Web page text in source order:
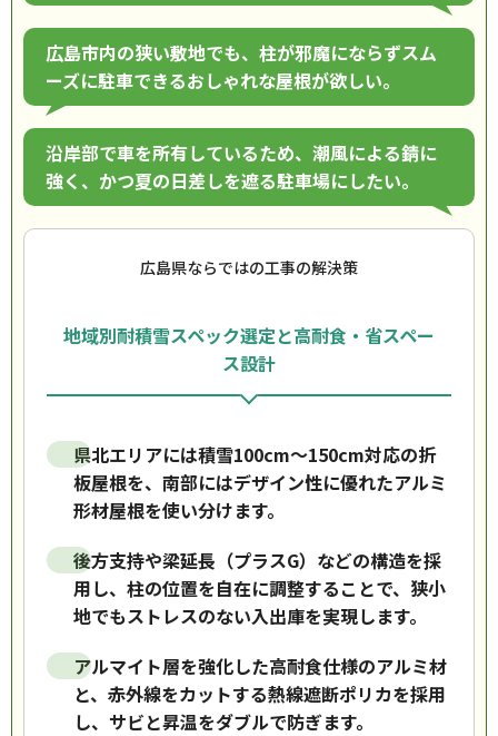
広島市内の狭い敷地でも、柱が邪魔にならずスム
ーズに駐車できるおしゃれな屋根が欲しい。
沿岸部で車を所有しているため、潮風による錆に
強く、かつ夏の日差しを遮る駐車場にしたい。
広島県ならではの工事の解決策
地域別耐積雪スペック選定と高耐食・省スペー
ス設計
県北エリアには積雪100cm〜150cm対応の折
板屋根を、南部にはデザイン性に優れたアルミ
形材屋根を使い分けます。
後方支持や梁延長（プラスG）などの構造を採
用し、柱の位置を自在に調整することで、狭小
地でもストレスのない入出庫を実現します。
アルマイト層を強化した高耐食仕様のアルミ材
と、赤外線をカットする熱線遮断ポリカを採用
し、サビと昇温をダブルで防ぎます。